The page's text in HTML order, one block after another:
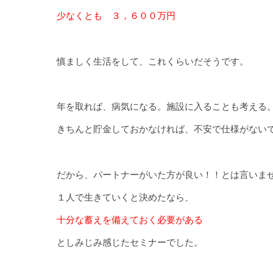
少なくとも ３，６００万円
慎ましく生活をして、これくらいだそうです。
年を取れば、病気になる。施設に入ることも考える。
きちんと貯金しておかなければ、不安で仕様がない
だから、パートナーがいた方が良い！！とは言いま
１人で生きていくと決めたなら、
十分な蓄えを備えておく必要がある
としみじみ感じたセミナーでした。